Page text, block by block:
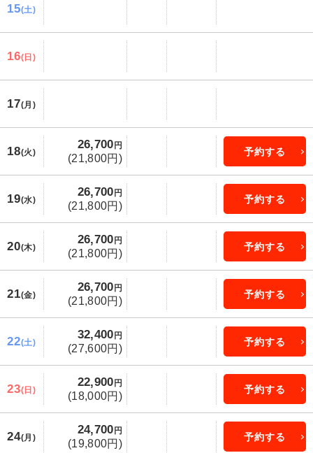
15(土)
16(日)
17(月)
18(火)
26,700 円
(21,800円)
予約する
19(水)
26,700 円
(21,800円)
予約する
20(木)
26,700 円
(21,800円)
予約する
21(金)
26,700 円
(21,800円)
予約する
22(土)
32,400 円
(27,600円)
予約する
23(日)
22,900 円
(18,000円)
予約する
24(月)
24,700 円
(19,800円)
予約する